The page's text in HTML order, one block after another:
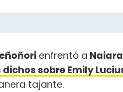
enfrentó a
sobre Emily
tajante.